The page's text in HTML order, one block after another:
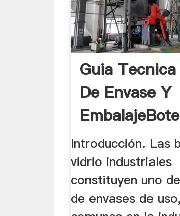
Guia
De Envase Y
Vidrio
Introducción. Las
vidrio industriales
constituyen uno
de envases de